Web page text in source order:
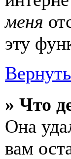
меня
эту
» Что
Она
вам